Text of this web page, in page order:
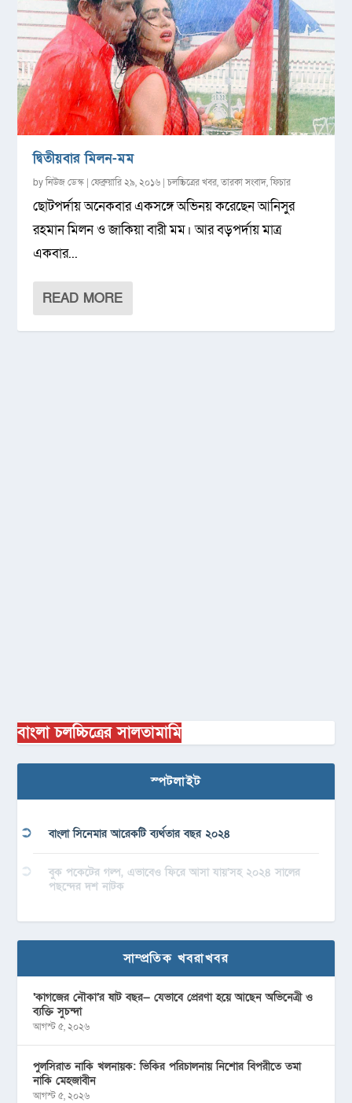
দ্বিতীয়বার মিলন-মম
byনিউজ ডেস্ক |ফেব্রুয়ারি ২৯, ২০১৬ |চলচ্চিত্রের খবর,তারকা সংবাদ,ফিচার
ছোটপর্দায় অনেকবার একসঙ্গে অভিনয় করেছেন আনিসুর
রহমান মিলন ও জাকিয়া বারী মম। আর বড়পর্দায় মাত্র
একবার...
READ MORE
বাংলা চলচ্চিত্রের সালতামামি
স্পটলাইট
বাংলা সিনেমার আরেকটি ব্যর্থতার বছর ২০২৪
বুক পকেটের গল্প, এভাবেও ফিরে আসা যায়’সহ ২০২৪ সালের
পছন্দের দশ নাটক
সাম্প্রতিক খবরাখবর
‘কাগজের নৌকা’র ষাট বছর— যেভাবে প্রেরণা হয়ে আছেন অভিনেত্রী ও
ব্যক্তি সুচন্দা
আগস্ট ৫, ২০২৬
পুলসিরাত নাকি খলনায়ক: ভিকির পরিচালনায় নিশোর বিপরীতে তমা
নাকি মেহজাবীন
আগস্ট ৫, ২০২৬